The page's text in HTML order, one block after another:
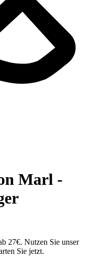
Marl -
27€. Nutzen Sie unser
Sie jetzt.